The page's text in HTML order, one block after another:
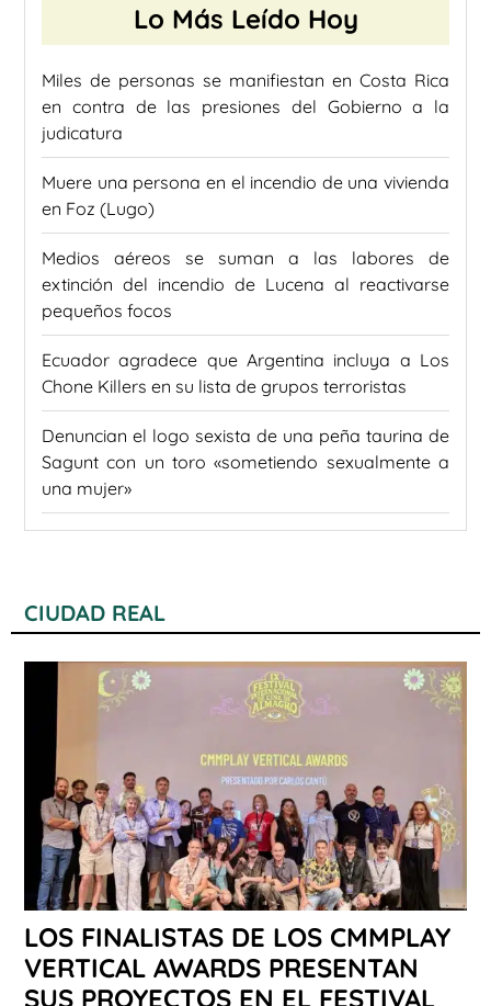
Lo Más Leído Hoy
Miles de personas se manifiestan en Costa Rica
en contra de las presiones del Gobierno a la
judicatura
Muere una persona en el incendio de una vivienda
en Foz (Lugo)
Medios aéreos se suman a las labores de
extinción del incendio de Lucena al reactivarse
pequeños focos
Ecuador agradece que Argentina incluya a Los
Chone Killers en su lista de grupos terroristas
Denuncian el logo sexista de una peña taurina de
Sagunt con un toro «sometiendo sexualmente a
una mujer»
CIUDAD REAL
LOS FINALISTAS DE LOS CMMPLAY
VERTICAL AWARDS PRESENTAN
SUS PROYECTOS EN EL FESTIVAL